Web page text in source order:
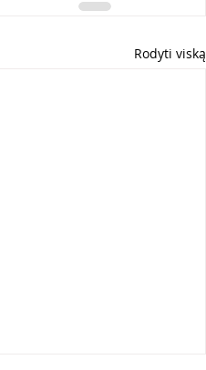
Rodyti viską